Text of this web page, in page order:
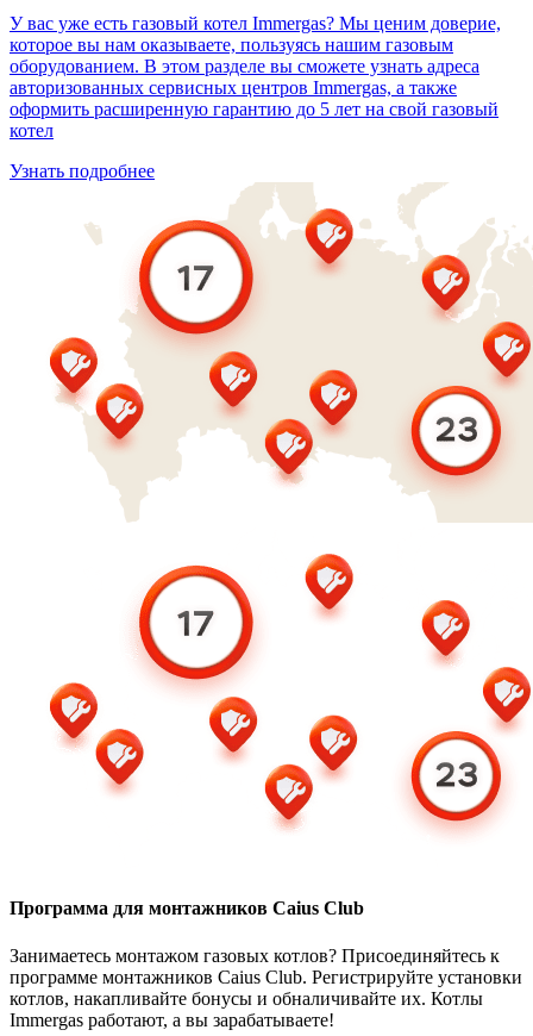
У вас уже есть газовый котел Immergas? Мы ценим доверие,
которое вы нам оказываете, пользуясь нашим газовым
оборудованием. В этом разделе вы сможете узнать адреса
авторизованных сервисных центров Immergas, а также
оформить расширенную гарантию до 5 лет на свой газовый
котел
Узнать подробнее
Программа для монтажников Caius Club
Занимаетесь монтажом газовых котлов? Присоединяйтесь к
программе монтажников Caius Club. Регистрируйте установки
котлов, накапливайте бонусы и обналичивайте их. Котлы
Immergas работают, а вы зарабатываете!